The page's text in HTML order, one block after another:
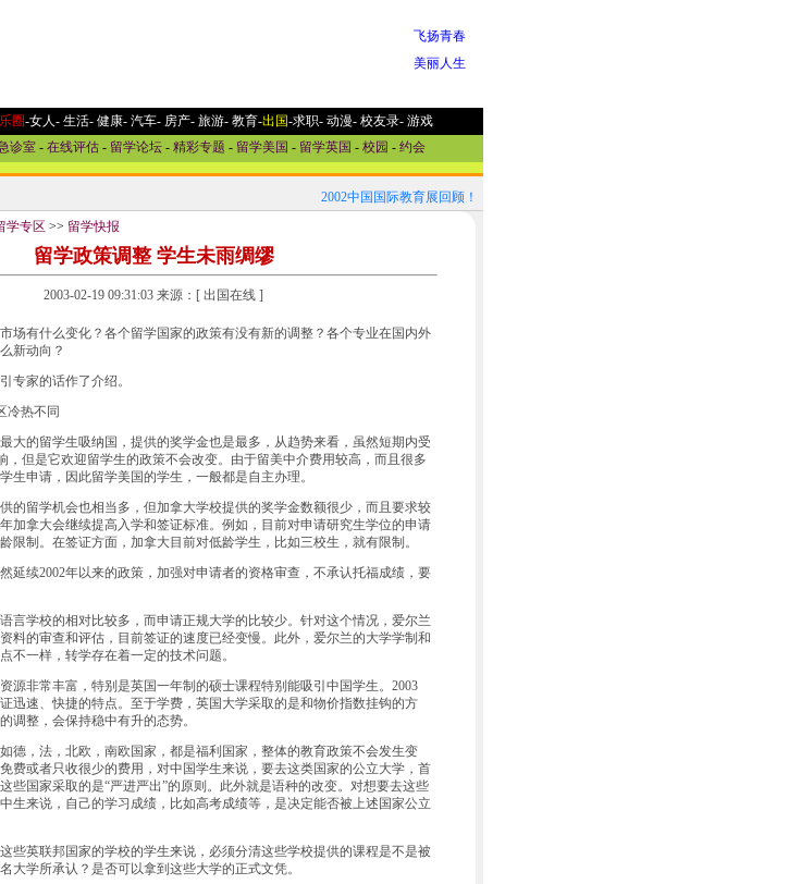
飞扬青春
美丽人生
圈-女人-生活- 健康-汽车-房产- 旅游-教育-出国-求职-动漫- 校友录- 游戏
诊室- 在线评估- 留学论坛- 精彩专题 - 留学美国 - 留学英国 - 校园 - 约会
2002中国国际教育展回顾！
学专区 >> 留学快报
留学政策调整 学生未雨绸缪
2003-02-19 09:31:03 来源：[ 出国在线 ]
有什么变化？各个留学国家的政策有没有新的调整？各个专业在国内外
新动向？
家的话作了介绍。
热不同
的留学生吸纳国，提供的奖学金也是最多，从趋势来看，虽然短期内受
，但是它欢迎留学生的政策不会改变。由于留美中介费用较高，而且很多
生申请，因此留学美国的学生，一般都是自主办理。
留学机会也相当多，但加拿大学校提供的奖学金数额很少，而且要求较
加拿大会继续提高入学和签证标准。例如，目前对申请研究生学位的申请
限制。在签证方面，加拿大目前对低龄学生，比如三校生，就有限制。
续2002年以来的政策，加强对申请者的资格审查，不承认托福成绩，要
学校的相对比较多，而申请正规大学的比较少。针对这个情况，爱尔兰
料的审查和评估，目前签证的速度已经变慢。此外，爱尔兰的大学学制和
不一样，转学存在着一定的技术问题。
非常丰富，特别是英国一年制的硕士课程特别能吸引中国学生。2003
迅速、快捷的特点。至于学费，英国大学采取的是和物价指数挂钩的方
调整，会保持稳中有升的态势。
，法，北欧，南欧国家，都是福利国家，整体的教育政策不会发生变
费或者只收很少的费用，对中国学生来说，要去这类国家的公立大学，首
些国家采取的是“严进严出”的原则。此外就是语种的改变。对想要去这些
生来说，自己的学习成绩，比如高考成绩等，是决定能否被上述国家公立
英联邦国家的学校的学生来说，必须分清这些学校提供的课程是不是被
大学所承认？是否可以拿到这些大学的正式文凭。